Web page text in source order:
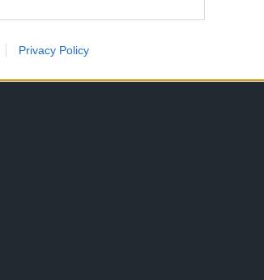
Privacy Policy